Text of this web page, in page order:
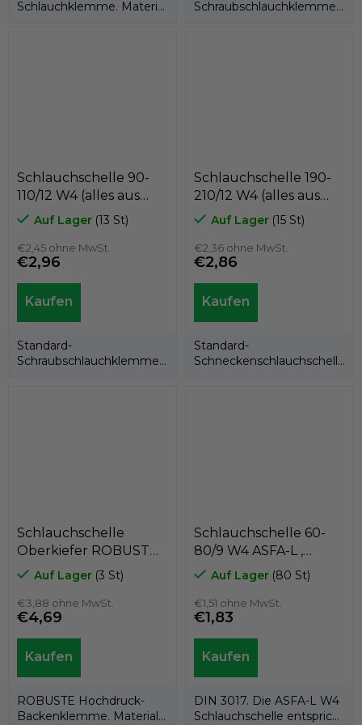
Schlauchklemme. Material
Schraubschlauchklemme
Schlauchschelle 90-
110/12 W4 (alles aus
Edelstahl AISI 304),
GeTech GX090
Auf Lager (13 St)
€2,45 ohne MwSt.
€2,96
Standard-
Schraubschlauchklemme
Schlauchschelle 190-
210/12 W4 (alles aus
Edelstahl AISI 304),
GeTech GX190
Auf Lager (15 St)
€2,36 ohne MwSt.
€2,86
Standard-
Schneckenschlauchschelle
Schlauchschelle
Oberkiefer ROBUST
052-055/22 W4 (alles
aus Edelstahl AISI 304),
GeTech CX052
Auf Lager (3 St)
€3,88 ohne MwSt.
€4,69
ROBUSTE Hochdruck-
Backenklemme. Material
Schlauchschelle 60-
80/9 W4 ASFA-L ,
MIKALOR 03014107,
alles aus Edelstahl AISI
304
Auf Lager (80 St)
€1,51 ohne MwSt.
€1,83
DIN 3017. Die ASFA-L W4
Schlauchschelle entspricht